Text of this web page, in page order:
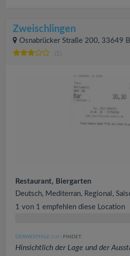
Zweischlingen
Osnabrücker Straße 200, 33649
(1)
Restaurant, Biergarten
Deutsch, Mediterran, Regional,
1 von 1 empfehlen diese Location
DERWESTFALE (139 ) FINDET:
Hinsichtlich der Lage und der